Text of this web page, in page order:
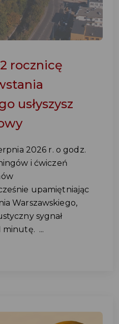
rocznicę
usłyszysz
2026 r. o godz.
i ćwiczeń
upamiętniając
Warszawskiego,
sygnał
minutę. ...